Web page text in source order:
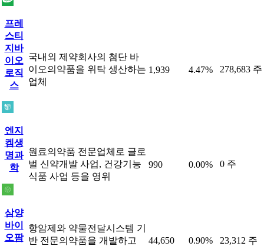
프레
스티
지바
이오
로직
스
국내외 제약회사의 첨단 바
이오의약품을 위탁 생산하는
업체
1,939 4.47% 278,683 주
엔지
켐생
명과
학
원료의약품 전문업체로 글로
벌 신약개발 사업, 건강기능
식품 사업 등을 영위
990 0.00% 0 주
삼양
바이
오팜
항암제와 약물전달시스템 기
반 전문의약품을 개발하고
44,650 0.90% 23,312 주